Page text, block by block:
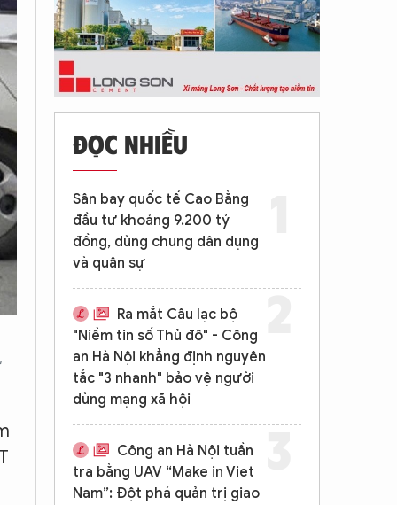
ĐỌC NHIỀU
Sân bay quốc tế Cao Bằng
đầu tư khoảng 9.200 tỷ
đồng, dùng chung dân dụng
và quân sự
Ra mắt Câu lạc bộ
"Niềm tin số Thủ đô" - Công
an Hà Nội khẳng định nguyên
tắc "3 nhanh" bảo vệ người
dùng mạng xã hội
Công an Hà Nội tuần
tra bằng UAV “Make in Viet
Nam”: Đột phá quản trị giao